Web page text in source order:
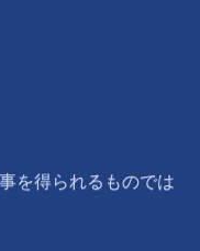
を得られるものでは